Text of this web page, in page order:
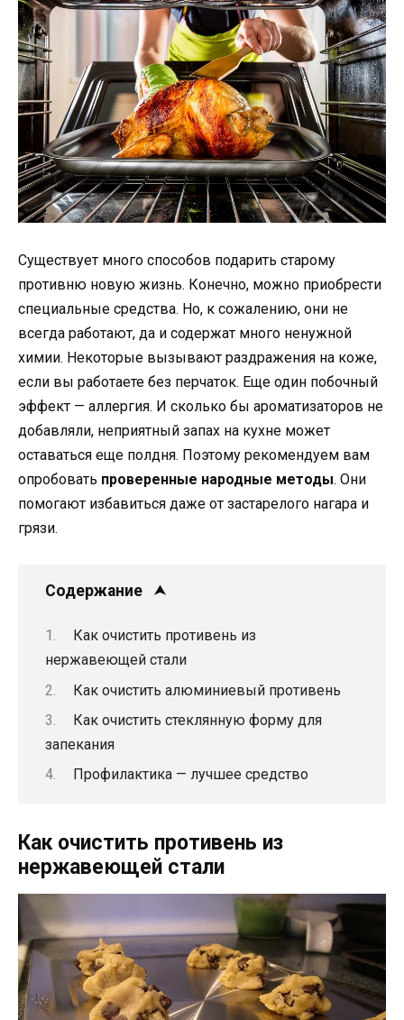
Существует много способов подарить старому
противню новую жизнь. Конечно, можно приобрести
специальные средства. Но, к сожалению, они не
всегда работают, да и содержат много ненужной
химии. Некоторые вызывают раздражения на коже,
если вы работаете без перчаток. Еще один побочный
эффект — аллергия. И сколько бы ароматизаторов не
добавляли, неприятный запах на кухне может
оставаться еще полдня. Поэтому рекомендуем вам
опробовать проверенные народные методы. Они
помогают избавиться даже от застарелого нагара и
грязи.
Содержание
Как очистить противень из
нержавеющей стали
Как очистить алюминиевый противень
Как очистить стеклянную форму для
запекания
Профилактика — лучшее средство
Как очистить противень из
нержавеющей стали